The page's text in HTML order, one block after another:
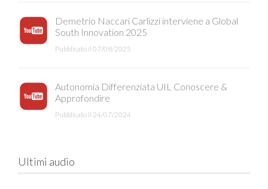
Demetrio Naccari Carlizzi interviene a Global
South Innovation 2025
Pubblicato il 07/08/2025
Autonomia Differenziata UIL Conoscere &
Approfondire
Pubblicato il 24/07/2024
Ultimi audio